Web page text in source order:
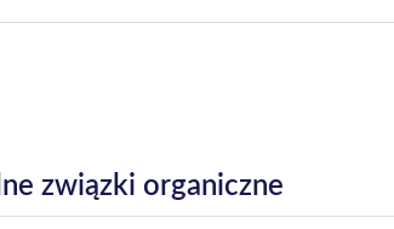
związki organiczne